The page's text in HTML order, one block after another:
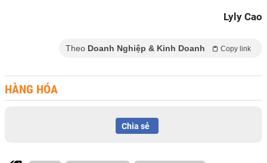
Lyly Cao
Theo Doanh Nghiệp & Kinh Doanh Copy link
HÀNG HÓA
Chia sẻ